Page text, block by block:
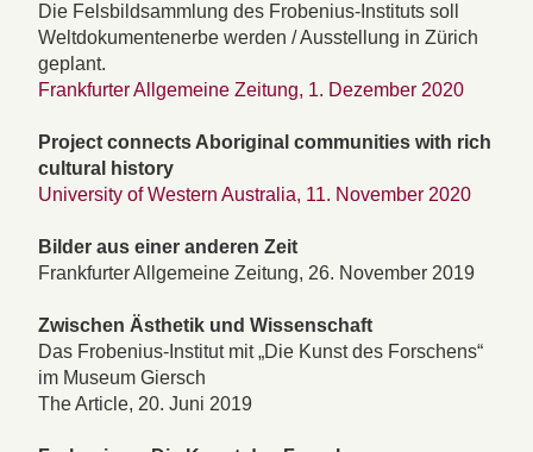
Die Felsbildsammlung des Frobenius-Instituts soll
Weltdokumentenerbe werden / Ausstellung in Zürich
geplant.
Frankfurter Allgemeine Zeitung, 1. Dezember 2020
Project connects Aboriginal communities with rich
cultural history
University of Western Australia, 11. November 2020
Bilder aus einer anderen Zeit
Frankfurter Allgemeine Zeitung, 26. November 2019
Zwischen Ästhetik und Wissenschaft
Das Frobenius-Institut mit „Die Kunst des Forschens“
im Museum Giersch
The Article, 20. Juni 2019